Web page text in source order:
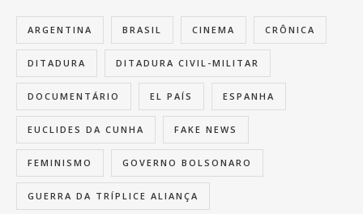
ARGENTINA BRASIL CINEMA CRÔNICA
DITADURA DITADURA CIVIL-MILITAR
DOCUMENTÁRIO EL PAÍS ESPANHA
EUCLIDES DA CUNHA FAKE NEWS
FEMINISMO GOVERNO BOLSONARO
GUERRA DA TRÍPLICE ALIANÇA